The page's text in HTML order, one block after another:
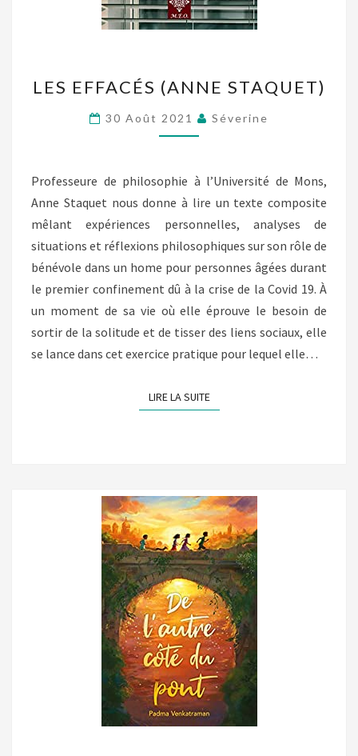
EFFACÉS
(ANNE
STAQUET)
LES EFFACÉS (ANNE STAQUET)
30 Août 2021 Séverine
Professeure de philosophie à l’Université de Mons,
Anne Staquet nous donne à lire un texte composite
mêlant expériences personnelles, analyses de
situations et réflexions philosophiques sur son rôle de
bénévole dans un home pour personnes âgées durant
le premier confinement dû à la crise de la Covid 19. À
un moment de sa vie où elle éprouve le besoin de
sortir de la solitude et de tisser des liens sociaux, elle
se lance dans cet exercice pratique pour lequel elle…
LIRE LA SUITELIRE LA SUITE